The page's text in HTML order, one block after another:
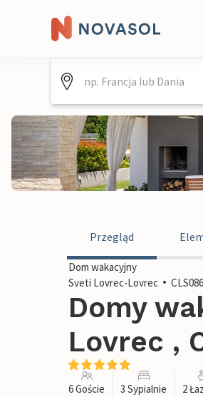
Przegląd
Dom wakacyjny
Sveti Lovrec-Lovrec
CLS086
Domy
Lovrec ,
6 Goście 3 Sypialnie 2